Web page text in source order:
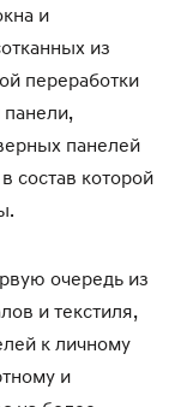
и
из
переработки
панелей
состав которой
очередь из
и текстиля,
к личному
и